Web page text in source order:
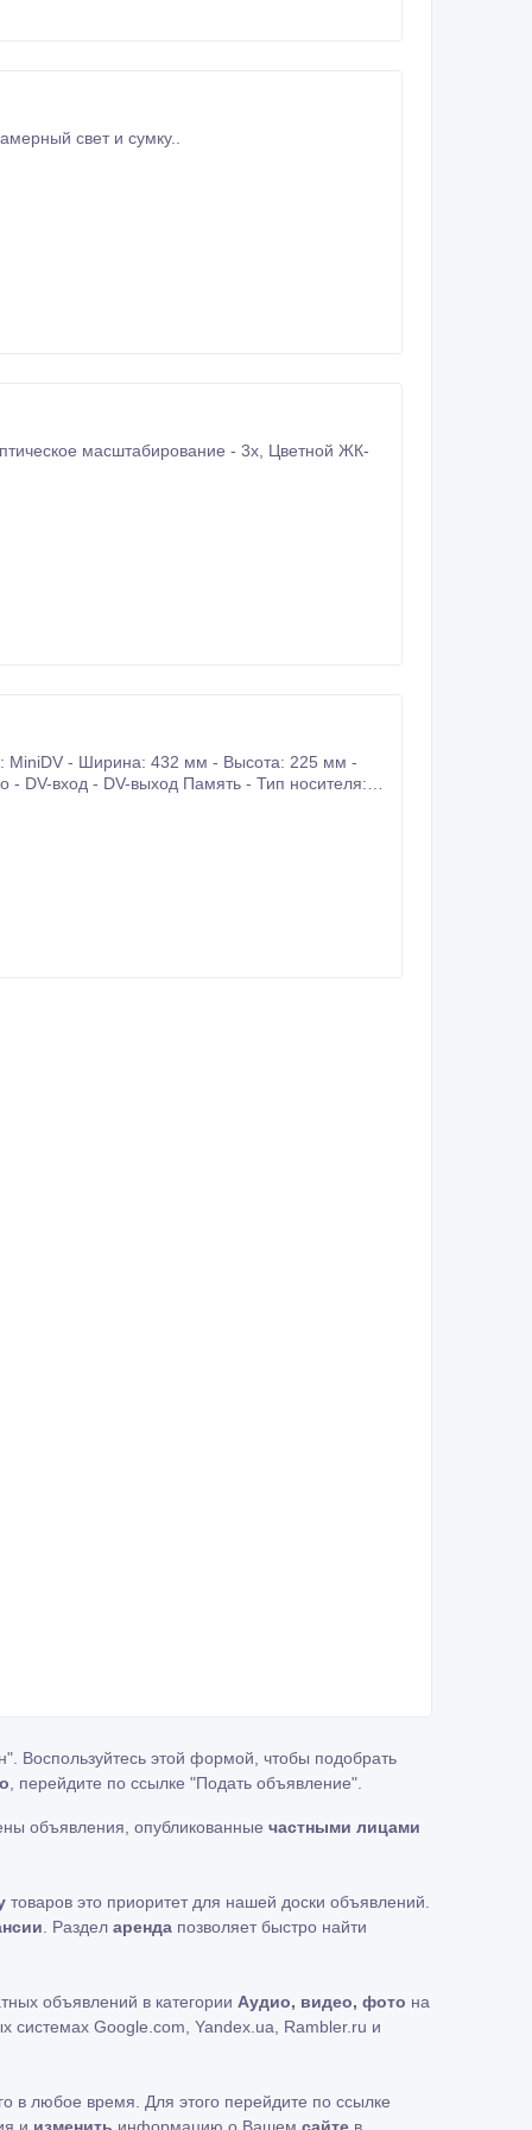
видеокамеру sony HVR-HD1000E + штатив, запасной АКБ, накамерный свет и сумку..
MiniDV - Ширина: 432 мм - Высота: 225 мм -
Воспользуйтесь этой формой, чтобы подобрать
, перейдите по ссылке "Подать объявление"
объявления, опубликованные частными лицами
товаров это приоритет для нашей доски объявлений.
. Раздел аренда позволяет быстро найти
объявлений в категории Аудио, видео, фото на
системах Google.com, Yandex.ua, Rambler.ru и
в любое время. Для этого перейдите по ссылке